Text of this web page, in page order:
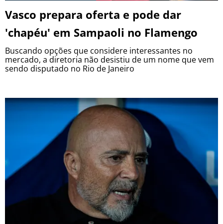
Vasco prepara oferta e pode dar
'chapéu' em Sampaoli no Flamengo
Buscando opções que considere interessantes no
mercado, a diretoria não desistiu de um nome que vem
sendo disputado no Rio de Janeiro